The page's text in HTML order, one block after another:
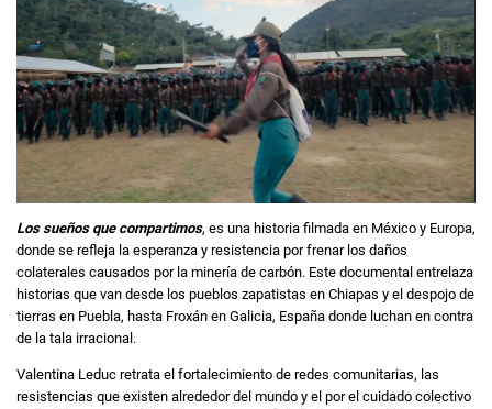
Los sueños que compartimos, es una historia filmada en México y Europa,
donde se refleja la esperanza y resistencia por frenar los daños
colaterales causados por la minería de carbón. Este documental entrelaza
historias que van desde los pueblos zapatistas en Chiapas y el despojo de
tierras en Puebla, hasta Froxán en Galicia, España donde luchan en contra
de la tala irracional.
Valentina Leduc retrata el fortalecimiento de redes comunitarias, las
resistencias que existen alrededor del mundo y el por el cuidado colectivo